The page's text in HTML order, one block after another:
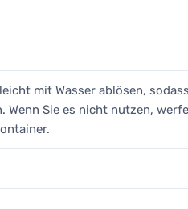
mit Wasser ablösen,
Wenn Sie es nicht nutzen,